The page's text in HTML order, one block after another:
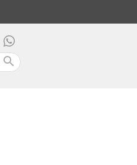
search